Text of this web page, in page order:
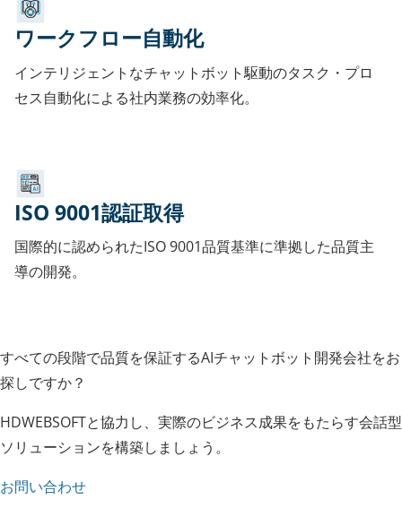
ワークフロー自動化
インテリジェントなチャットボット駆動のタスク・プロ
セス自動化による社内業務の効率化。
ISO 9001認証取得
国際的に認められたISO 9001品質基準に準拠した品質主
導の開発。
すべての段階で品質を保証するAIチャットボット開発会社をお
探しですか？
HDWEBSOFTと協力し、実際のビジネス成果をもたらす会話型
ソリューションを構築しましょう。
お問い合わせ